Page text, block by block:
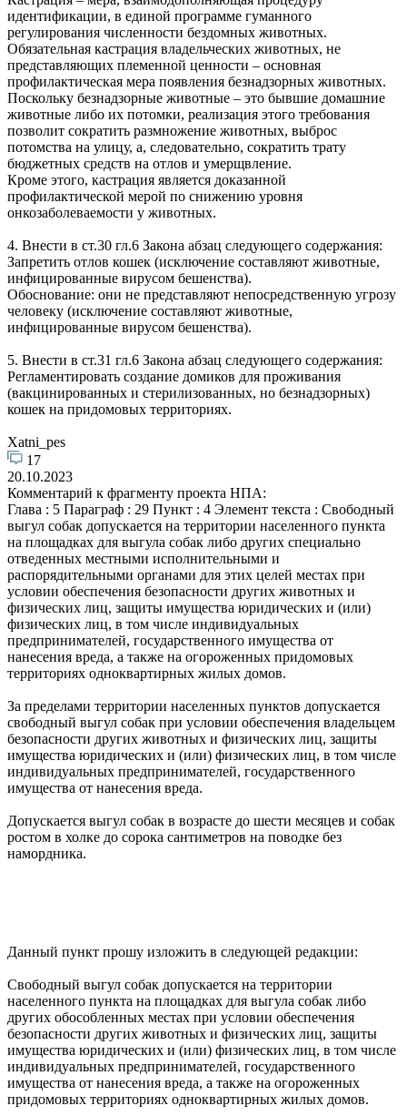
идентификации, в единой программе гуманного
регулирования численности бездомных животных.
Обязательная кастрация владельческих животных, не
представляющих племенной ценности – основная
профилактическая мера появления безнадзорных животных.
Поскольку безнадзорные животные – это бывшие домашние
животные либо их потомки, реализация этого требования
позволит сократить размножение животных, выброс
потомства на улицу, а, следовательно, сократить трату
бюджетных средств на отлов и умерщвление.
Кроме этого, кастрация является доказанной
профилактической мерой по снижению уровня
онкозаболеваемости у животных.
4. Внести в ст.30 гл.6 Закона абзац следующего содержания:
Запретить отлов кошек (исключение составляют животные,
инфицированные вирусом бешенства).
Обоснование: они не представляют непосредственную угрозу
человеку (исключение составляют животные,
инфицированные вирусом бешенства).
5. Внести в ст.31 гл.6 Закона абзац следующего содержания:
Регламентировать создание домиков для проживания
(вакцинированных и стерилизованных, но безнадзорных)
кошек на придомовых территориях.
Xatni_pes
17
20.10.2023
Комментарий к фрагменту проекта НПА:
Глава : 5 Параграф : 29 Пункт : 4 Элемент текста : Свободный
выгул собак допускается на территории населенного пункта
на площадках для выгула собак либо других специально
отведенных местными исполнительными и
распорядительными органами для этих целей местах при
условии обеспечения безопасности других животных и
физических лиц, защиты имущества юридических и (или)
физических лиц, в том числе индивидуальных
предпринимателей, государственного имущества от
нанесения вреда, а также на огороженных придомовых
территориях одноквартирных жилых домов.
За пределами территории населенных пунктов допускается
свободный выгул собак при условии обеспечения владельцем
безопасности других животных и физических лиц, защиты
имущества юридических и (или) физических лиц, в том числе
индивидуальных предпринимателей, государственного
имущества от нанесения вреда.
Допускается выгул собак в возрасте до шести месяцев и собак
ростом в холке до сорока сантиметров на поводке без
намордника.
Данный пункт прошу изложить в следующей редакции:
Свободный выгул собак допускается на территории
населенного пункта на площадках для выгула собак либо
других обособленных местах при условии обеспечения
безопасности других животных и физических лиц, защиты
имущества юридических и (или) физических лиц, в том числе
индивидуальных предпринимателей, государственного
имущества от нанесения вреда, а также на огороженных
придомовых территориях одноквартирных жилых домов.